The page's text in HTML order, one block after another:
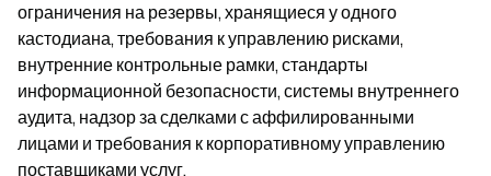
ограничения на резервы, хранящиеся у одного
кастодиана, требования к управлению рисками,
внутренние контрольные рамки, стандарты
информационной безопасности, системы внутреннего
аудита, надзор за сделками с аффилированными
лицами и требования к корпоративному управлению
поставщиками услуг.